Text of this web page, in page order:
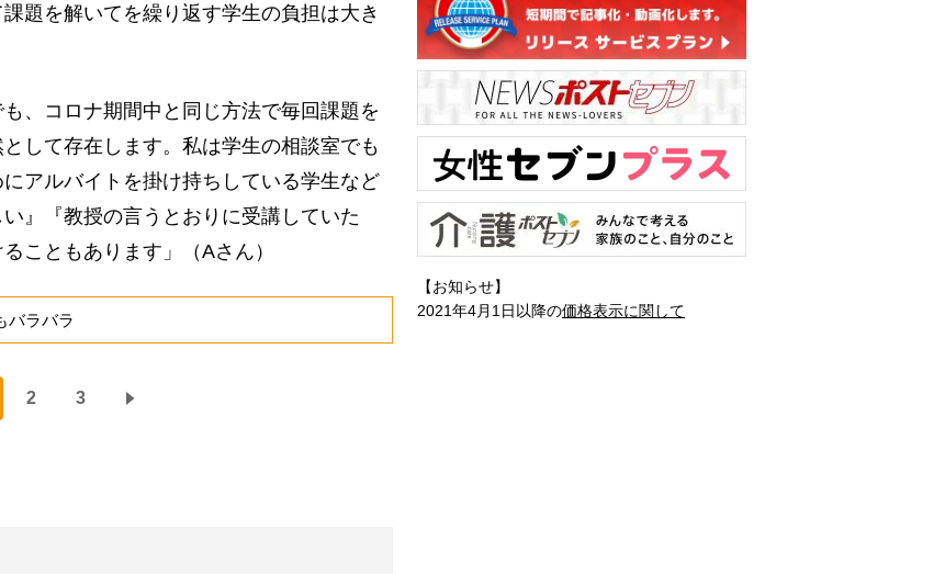
題を解いてを繰り返す学生の負担は大き
、コロナ期間中と同じ方法で毎回課題を
して存在します。私は学生の相談室でも
アルバイトを掛け持ちしている学生など
』『教授の言うとおりに受講していた
こともあります」（Aさん）
バラバラ
2 3
【お知らせ】
2021年4月1日以降の価格表示に関して